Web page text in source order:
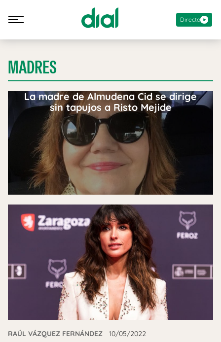
Directo
MADRES
La madre de Almudena Cid se dirige
sin tapujos a Risto Mejide
RAÚL VÁZQUEZ FERNÁNDEZ 10/05/2022